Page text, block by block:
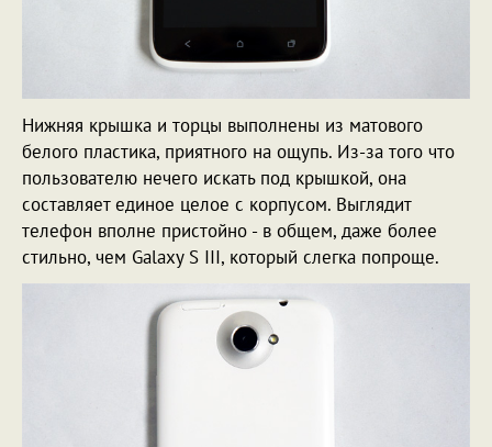
Нижняя крышка и торцы выполнены из матового
белого пластика, приятного на ощупь. Из-за того что
пользователю нечего искать под крышкой, она
составляет единое целое с корпусом. Выглядит
телефон вполне пристойно - в общем, даже более
стильно, чем Galaxy S III, который слегка попроще.